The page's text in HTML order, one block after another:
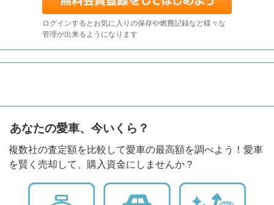
ログインするとお気に入りの保存や燃費記録など様々な
管理が出来るようになります
あなたの愛車、今いくら？
複数社の査定額を比較して愛車の最高額を調べよう！愛車
を賢く売却して、購入資金にしませんか？